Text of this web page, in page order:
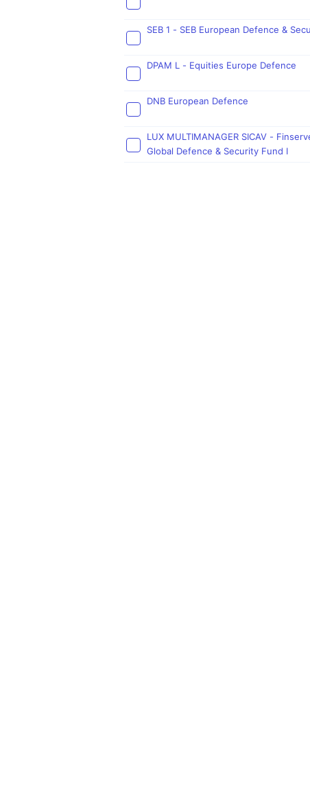
SEB 1 - SEB European Defence &
DPAM L - Equities Europe Defence
DNB European Defence
LUX MULTIMANAGER SICAV -
Global Defence & Security Fund I